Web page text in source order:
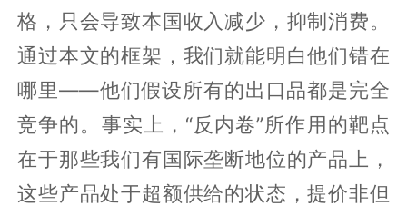
格，只会导致本国收入减少，抑制消费。
通过本文的框架，我们就能明白他们错在
哪里——他们假设所有的出口品都是完全
竞争的。事实上，“反内卷”所作用的靶点
在于那些我们有国际垄断地位的产品上，
这些产品处于超额供给的状态，提价非但